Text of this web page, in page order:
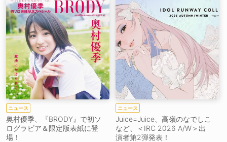
ニュース
奥村優季、『BRODY』で初ソ
ログラビア＆限定版表紙に登
場！
ニュース
Juice=Juice、高嶺のなでしこ
など、＜IRC 2026 A/W＞出
演者第2弾発表！